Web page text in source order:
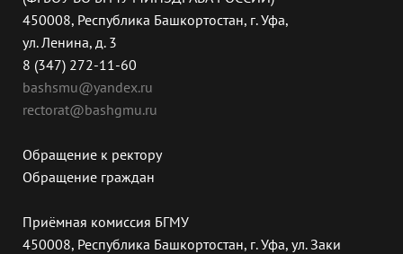
450008, Республика Башкортостан, г. Уфа,
ул. Ленина, д. 3
8 (347) 272-11-60
bashsmu@yandex.ru
rectorat@bashgmu.ru
Обращение к ректору
Обращение граждан
Приёмная комиссия БГМУ
450008, Республика Башкортостан, г. Уфа, ул. Заки